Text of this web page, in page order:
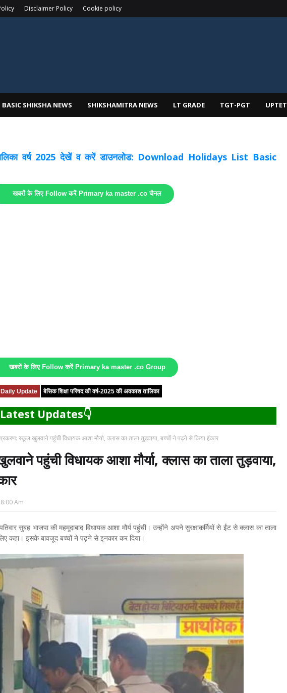
Disclaimer Policy Cookie policy
BASIC SHIKSHA NEWS SHIKSHAMITRA NEWS LT GRADE TGT-PGT UPTET
तालिका वर्ष 2025 देखें व करें डाउनलोड: Download Holidays List Basic
खबरों के लिए Follow करें Primary ka master .co चैनल
खबरों के लिए Follow करें Primary ka master .co Group
Daily Update बेसिक शिक्षा परिषद की वर्ष-2025 की अवकाश तालिका
Updates👇
स्कूल खुलवाने पहुंची विधायक आशा मौर्या, क्लास का ताला तुड़वाया, बच्चों ने पढ़ने से किया इंकार
पहुंची विधायक आशा मौर्या, क्लास का ताला तुड़वाया,
Am
सुबह भाजपा की महमूदाबाद विधायक आशा मौर्य पहुंची। उन्होंने अपने सुरक्षाकर्मियों से ईंट से क्लास का ताला
कहा। इसके बावजूद बच्चों ने पढ़ने से इनकार कर दिया।